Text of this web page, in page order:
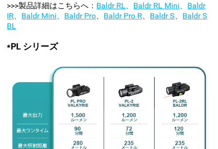
>>>製品詳細はこちらへ ： Baldr RL Baldr RL Mini
Baldr
IR
Baldr Mini Baldr Pro Baldr Pro R Baldr S
Baldr S
BL
*PL シリーズ